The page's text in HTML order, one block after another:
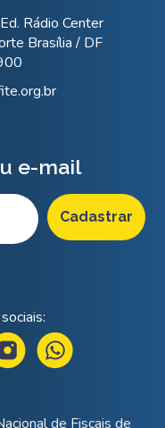
Rádio Center
Brasília / DF
e-mail
de Fiscais de